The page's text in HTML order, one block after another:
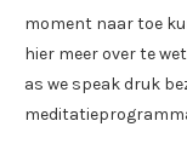
moment naar toe
hier meer over te
as we speak druk